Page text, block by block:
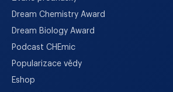
Dream Chemistry Award
Dream Biology Award
Podcast CHEmic
Popularizace vědy
Eshop